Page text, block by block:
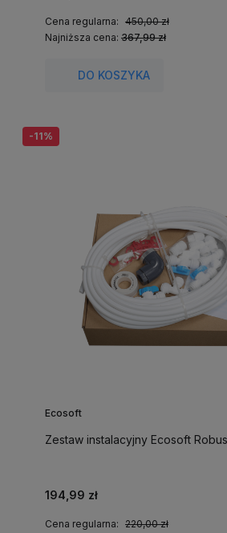
Cena regularna: 450,00 zł
Najniższa cena: 367,99 zł
DO KOSZYKA
Ecosoft
Zestaw instalacyjny Ecosoft
194,99 zł
Cena regularna: 220,00 zł
-11%